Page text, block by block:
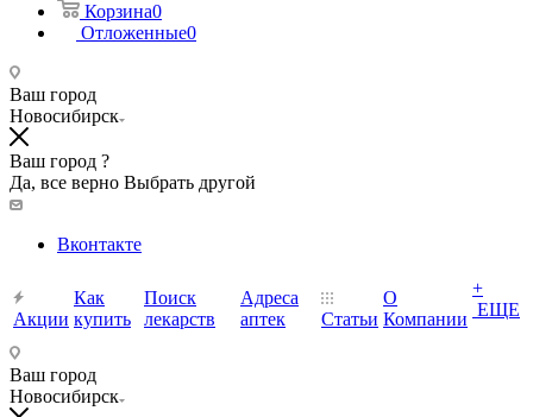
Корзина0
Отложенные0
Ваш город
Новосибирск
Ваш город ?
Да, все верно Выбрать другой
Вконтакте
Акции
Как
купить
Поиск
лекарств
Адреса
аптек
Статьи
О
Компании
+
ЕЩЕ
Ваш город
Новосибирск